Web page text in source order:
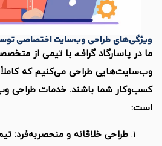
طراحی وب‌سایت اختصاصی توسط
گراف، با تیمی از متخصصان
طراحی می‌کنیم که کاملاً مطابق با
شما باشند. خدمات طراحی وب‌سایت ما
خلاقانه و منحصربه‌فرد: تیم طراحی